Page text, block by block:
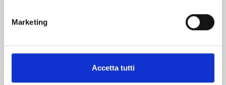
Marketing
Accetta tutti
06/10/2026
€ 5,90